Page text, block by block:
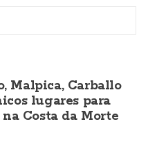
Malpica, Carballo
lugares para
Costa da Morte